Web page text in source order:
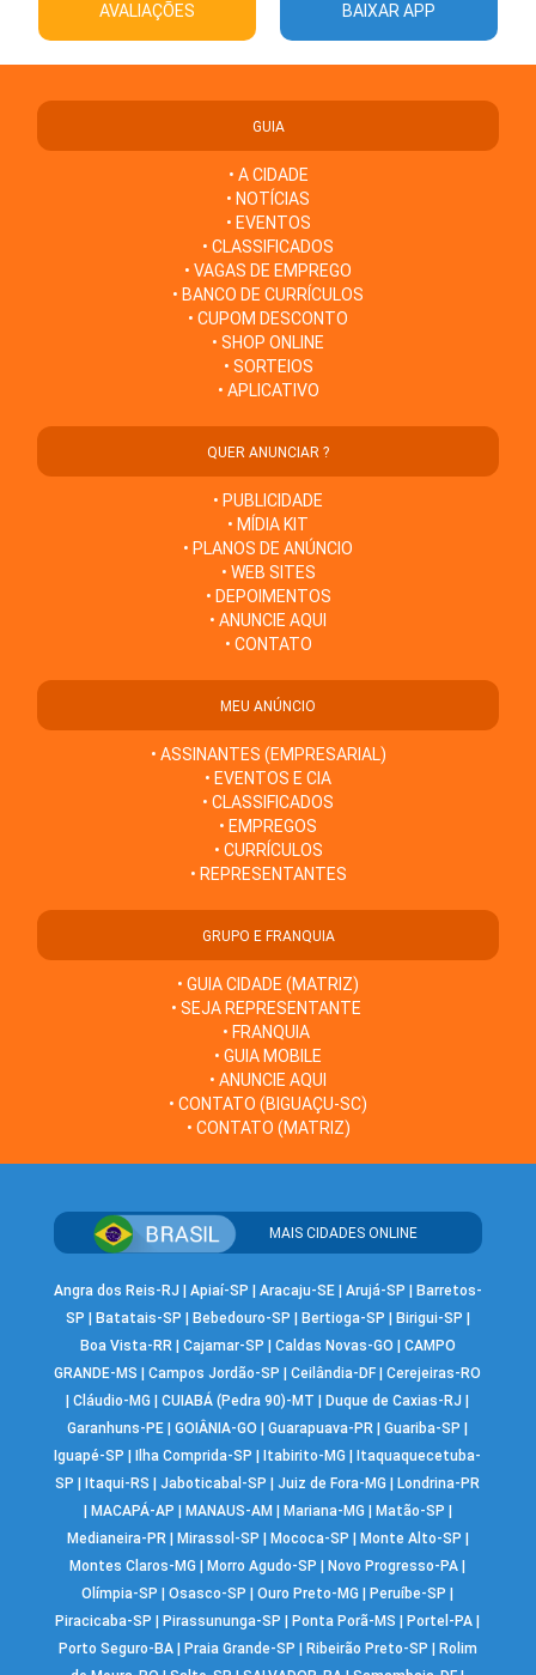
AVALIAÇÕES BAIXAR APP
GUIA
• A CIDADE
• NOTÍCIAS
• EVENTOS
• CLASSIFICADOS
• VAGAS DE EMPREGO
• BANCO DE CURRÍCULOS
• CUPOM DESCONTO
• SHOP ONLINE
• SORTEIOS
• APLICATIVO
QUER ANUNCIAR ?
• PUBLICIDADE
• MÍDIA KIT
• PLANOS DE ANÚNCIO
• WEB SITES
• DEPOIMENTOS
• ANUNCIE AQUI
• CONTATO
MEU ANÚNCIO
• ASSINANTES (EMPRESARIAL)
• EVENTOS E CIA
• CLASSIFICADOS
• EMPREGOS
• CURRÍCULOS
• REPRESENTANTES
GRUPO E FRANQUIA
• GUIA CIDADE (MATRIZ)
• SEJA REPRESENTANTE
• FRANQUIA
• GUIA MOBILE
• ANUNCIE AQUI
• CONTATO (BIGUAÇU-SC)
• CONTATO (MATRIZ)
MAIS CIDADES ONLINE
Angra dos Reis-RJ Apiaí-SP Aracaju-SE| Arujá-SP
Barretos-
SP
Batatais-SP Bebedouro-SP Bertioga-SP Birigui-SP
Boa Vista-RR| Cajamar-SP Caldas Novas-GO
CAMPO
GRANDE-MS
|Campos Jordão-SP |Ceilândia-DF |Cerejeiras-RO
|Cláudio-MG |CUIABÁ (Pedra 90)-MT Duque de Caxias-RJ
Garanhuns-PE |GOIÂNIA-GO |Guarapuava-PR |Guariba-SP
Iguapé-SP
Ilha Comprida-SP Itabirito-MG
Itaquaquecetuba-
SP
Itaqui-RS |Jaboticabal-SP |Juiz de Fora-MG
Londrina-PR
MACAPÁ-AP MANAUS-AM Mariana-MG Matão-SP
Medianeira-PR| Mirassol-SP Mococa-SP Monte Alto-SP
Montes Claros-MG
Morro Agudo-SP Novo Progresso-PA
Olímpia-SP
|Osasco-SP |Ouro Preto-MG Peruíbe-SP
Piracicaba-SP
Pirassununga-SP Ponta Porã-MS Portel-PA
Porto Seguro-BA| Praia Grande-SP Ribeirão Preto-SP
Rolim